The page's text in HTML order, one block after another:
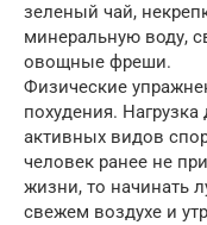
зеленый чай,
минеральную воду,
овощные фреши.
Физические
похудения.
активных видов
человек ранее не
жизни, то начинать
свежем воздухе и